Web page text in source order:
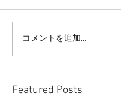
コメントを追加…
Featured Posts